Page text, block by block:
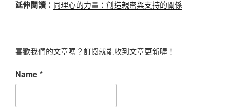
延伸閱讀： 同理心的力量：創造親密與支持的關係
喜歡我們的文章嗎？訂閱就能收到文章更新喔！
Name*